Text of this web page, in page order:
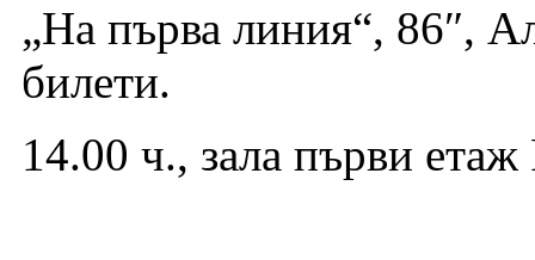
„На първа линия“, 86″,
билети.
14.00 ч., зала първи